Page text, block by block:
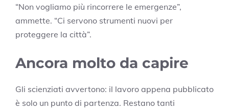
“Non vogliamo più rincorrere le emergenze”,
ammette. “Ci servono strumenti nuovi per
proteggere la città”.
Ancora molto da capire
Gli scienziati avvertono: il lavoro appena pubblicato
è solo un punto di partenza. Restano tanti